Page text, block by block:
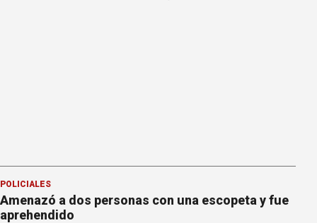
POLICIALES
Amenazó a dos personas con una escopeta y fue
aprehendido